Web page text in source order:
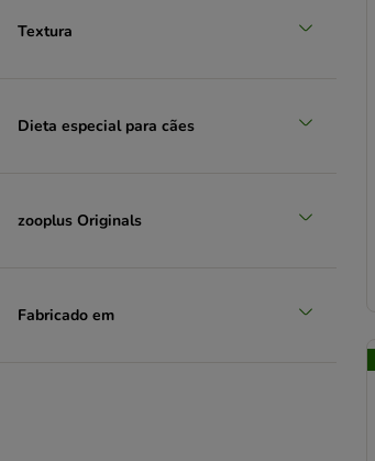
Textura
Dieta especial para cães
zooplus Originals
Fabricado em